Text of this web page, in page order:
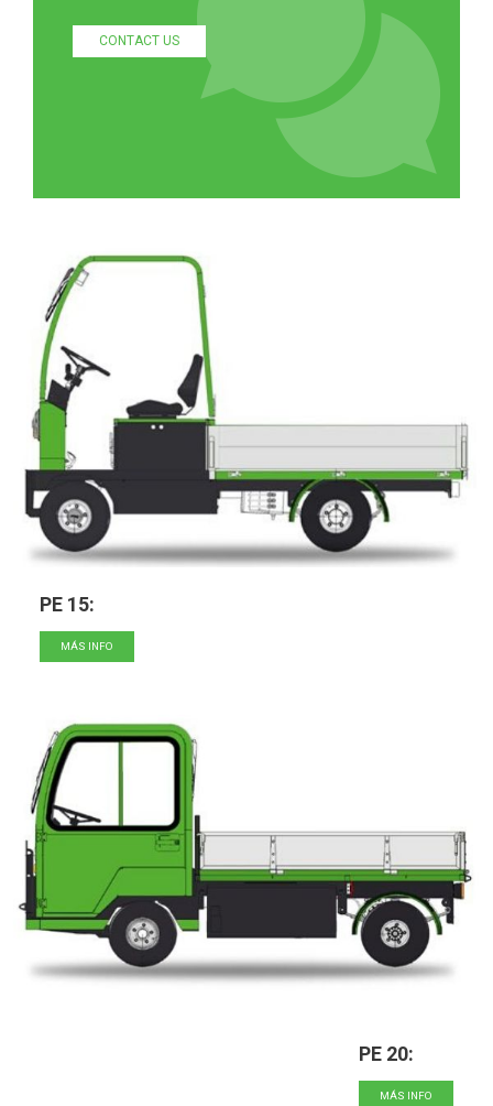
CONTACT US
PE 15:
MÁS INFO
PE 20:
MÁS INFO